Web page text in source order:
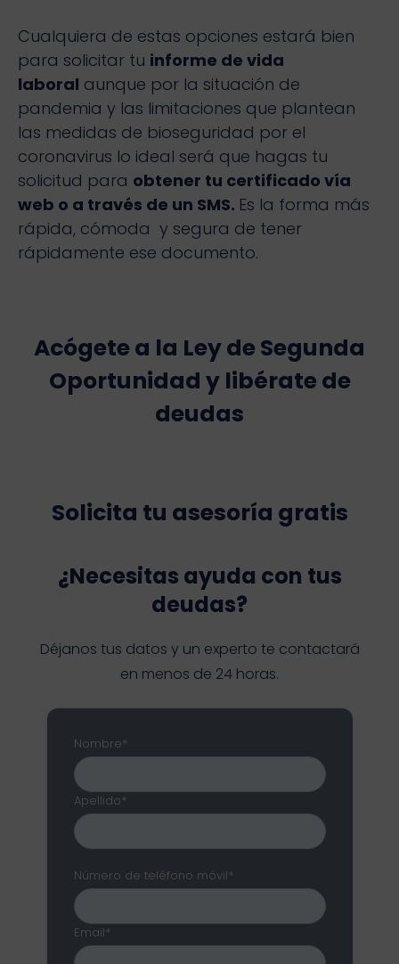
Cualquiera de estas opciones estará bien
para solicitar tu informe de vida
laboral aunque por la situación de
pandemia y las limitaciones que plantean
las medidas de bioseguridad por el
coronavirus lo ideal será que hagas tu
solicitud para obtener tu certificado vía
web o a través de un SMS. Es la forma más
rápida, cómoda y segura de tener
rápidamente ese documento.
Acógete a la Ley de Segunda
Oportunidad y libérate de
deudas
Solicita tu asesoría gratis
¿Necesitas ayuda con tus
deudas?
Déjanos tus datos y un experto te contactará
en menos de 24 horas.
Nombre*
Apellido*
Número de teléfono móvil*
Email*